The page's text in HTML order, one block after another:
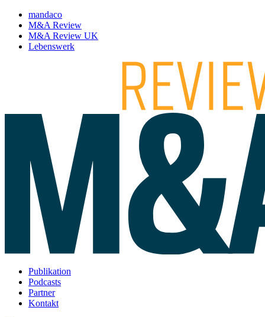
mandaco
M&A Review
M&A Review UK
Lebenswerk
Publikation
Podcasts
Partner
Kontakt